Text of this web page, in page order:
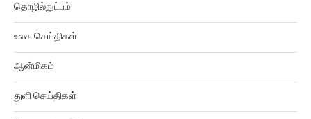
தொழில்நுட்பம்
உலக செய்திகள்
ஆன்மிகம்
துளி செய்திகள்